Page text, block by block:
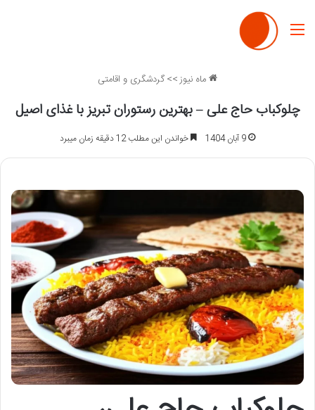
منو
ماه نیوز>>گردشگری و اقامتی
چلوکباب حاج علی – بهترین رستوران تبریز با غذای اصیل
9 آبان 1404 خواندن این مطلب 12 دقیقه زمان میبرد